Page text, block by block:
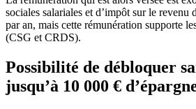
sociales salariales et d’impôt sur le revenu
par an, mais cette rémunération supporte
(CSG et CRDS).
Possibilité de débloquer
jusqu’à 10 000 €